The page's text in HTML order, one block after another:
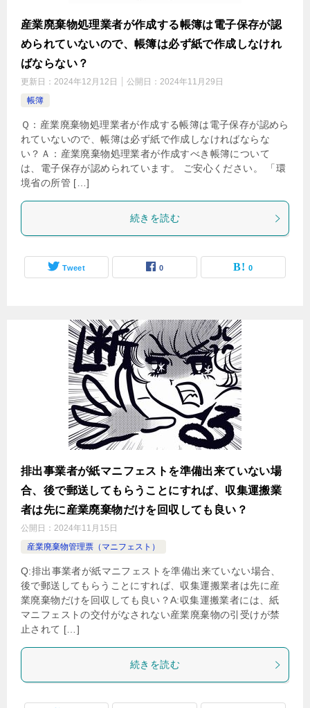
産業廃棄物処理業者が作成する帳簿は電子保存が認
められていないので、帳簿は必ず紙で作成しなけれ
ばならない？
更新日： 2024年12月12日 公開日： 2024年11月29日
帳簿
Ｑ：産業廃棄物処理業者が作成する帳簿は電子保存が認めら
れていないので、帳簿は必ず紙で作成しなければならな
い？Ａ：産業廃棄物処理業者が作成すべき帳簿について
は、電子保存が認められています。 ご安心ください。 「環
境省の所管 […]
続きを読む
Tweet 0 0
排出事業者が紙マニフェストを準備出来ていない場
合、後で郵送してもらうことにすれば、収集運搬業
者は先に産業廃棄物だけを回収しても良い？
公開日： 2024年11月15日
産業廃棄物管理票（マニフェスト）
Q:排出事業者が紙マニフェストを準備出来ていない場合、
後で郵送してもらうことにすれば、収集運搬業者は先に産
業廃棄物だけを回収しても良い？A:収集運搬業者には、紙
マニフェストの交付がなされない産業廃棄物の引受けが禁
止されて […]
続きを読む